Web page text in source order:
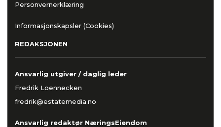
Personvernerklæring
Informasjonskapsler (Cookies)
REDAKSJONEN
Ansvarlig utgiver / daglig leder
Fredrik Loennecken
fredrik@estatemedia.no
Ansvarlig redaktør NæringsEiendom